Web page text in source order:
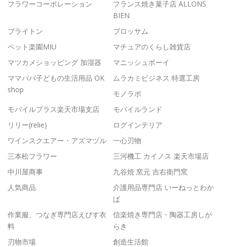
フラワーコーポレーション
フランス焼き菓子店 ALLONS
BIEN
ブライトン
ブロッサム
ペット楽園MIU
マチュアのくらし雑貨店
マツカメショッピング 加湿器
マニッシュボーイ
ママパパ子どもの生活用品 OK
shop
ムラカミビジネス 特選工房
モノラボ
モバイルプラス楽天市場支店
モバイルランド
リリー(relie)
ログインテリア
ワインスクエアー・アズマヅル
一心刃物
三本松フラワー
三河機工 カイノス 楽天市場店
中川屋商事
九谷焼 窯元 吉右衛門窯
人気商品
介護用品専門店 いーねっとわか
ば
作業服、つなぎ専門店えびす衣
料
信楽焼き専門店・陶器工房しが
らき
刃物市場
創造生活館